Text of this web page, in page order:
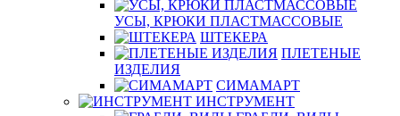
УСЫ, КРЮКИ ПЛАСТМАССОВЫЕ
ШТЕКЕРА
ПЛЕТЕНЫЕ
ИЗДЕЛИЯ
СИМАМАРТ
ИНСТРУМЕНТ